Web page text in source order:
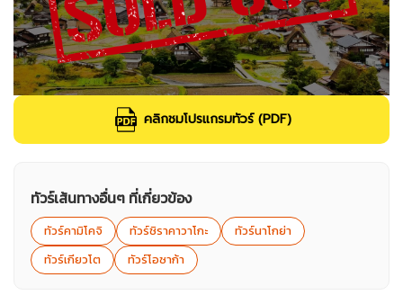
คลิกชมโปรแกรมทัวร์ (PDF)
ทัวร์เส้นทางอื่นๆ ที่เกี่ยวข้อง
ทัวร์คามิโคจิ ทัวร์ชิราคาวาโกะ
ทัวร์นาโกย่า
ทัวร์เกียวโต
ทัวร์โอซาก้า